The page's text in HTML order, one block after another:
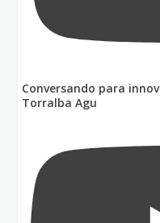
Conversando para
Torralba Agu